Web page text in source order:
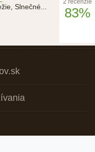
Slnečné...
2 recenzie
83%